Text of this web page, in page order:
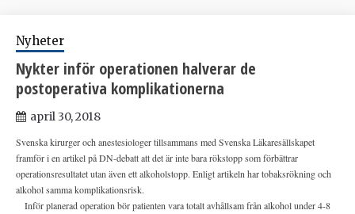
Nyheter
Nykter inför operationen halverar de
postoperativa komplikationerna
april 30, 2018
Svenska kirurger och anestesiologer tillsammans med Svenska Läkaresällskapet
framför i en artikel på DN-debatt att det är inte bara rökstopp som förbättrar
operationsresultatet utan även ett alkoholstopp. Enligt artikeln har tobaksrökning och
alkohol samma komplikationsrisk.
Inför planerad operation bör patienten vara totalt avhållsam från alkohol under 4-8